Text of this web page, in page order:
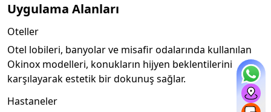
Uygulama Alanları
Oteller
Otel lobileri, banyolar ve misafir odalarında kullanılan
Okinox modelleri, konukların hijyen beklentilerini
karşılayarak estetik bir dokunuş sağlar.
Hastaneler